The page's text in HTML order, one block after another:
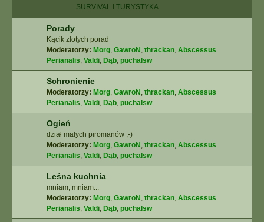
SURVIVAL I TURYSTYKA
Porady
Kącik złotych porad
Moderatorzy: Morg, GawroN , thrackan, Abscessus
Perianalis, Valdi, Dąb, puchalsw
Schronienie
Moderatorzy: Morg, GawroN , thrackan, Abscessus
Perianalis, Valdi, Dąb, puchalsw
Ogień
dział małych piromanów ;-)
Moderatorzy: Morg, GawroN , thrackan, Abscessus
Perianalis, Valdi, Dąb, puchalsw
Leśna kuchnia
mniam, mniam...
Moderatorzy: Morg, GawroN , thrackan, Abscessus
Perianalis, Valdi, Dąb, puchalsw